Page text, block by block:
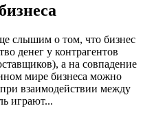
слышим о том, что бизнес
денег у контрагентов
а на совпадение
мире бизнеса можно
взаимодействии между
играют...